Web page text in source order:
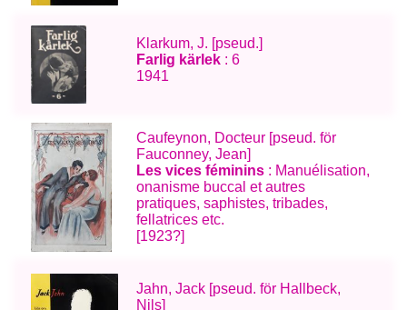
Klarkum, J. [pseud.]
Farlig kärlek : 6
1941
Caufeynon, Docteur [pseud. för
Fauconney, Jean]
Les vices féminins : Manuélisation,
onanisme buccal et autres
pratiques, saphistes, tribades,
fellatrices etc.
[1923?]
Jahn, Jack [pseud. för Hallbeck,
Nils]